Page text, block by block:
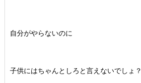
自分がやらないのに
子供にはちゃんとしろと言えないでしょ？